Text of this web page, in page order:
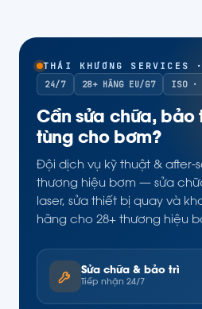
THÁI KHƯƠNG SERVICES
24/7
28+ HÃNG EU/G7 ISO ·
Cần sửa chữa, bảo
tùng cho bơm?
Đội dịch vụ kỹ thuật & after-
thương hiệu bơm — sửa
laser, sửa thiết bị quay và
hãng cho 28+ thương hiệu
Sửa chữa & bảo trì
Tiếp nhận 24/7